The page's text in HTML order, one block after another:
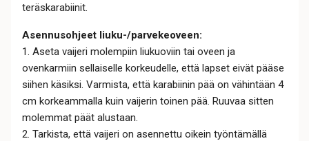
teräskarabiinit.
Asennusohjeet liuku-/parvekeoveen:
1. Aseta vaijeri molempiin liukuoviin tai oveen ja
ovenkarmiin sellaiselle korkeudelle, että lapset eivät pääse
siihen käsiksi. Varmista, että karabiinin pää on vähintään 4
cm korkeammalla kuin vaijerin toinen pää. Ruuvaa sitten
molemmat päät alustaan.
2. Tarkista, että vaijeri on asennettu oikein työntämällä